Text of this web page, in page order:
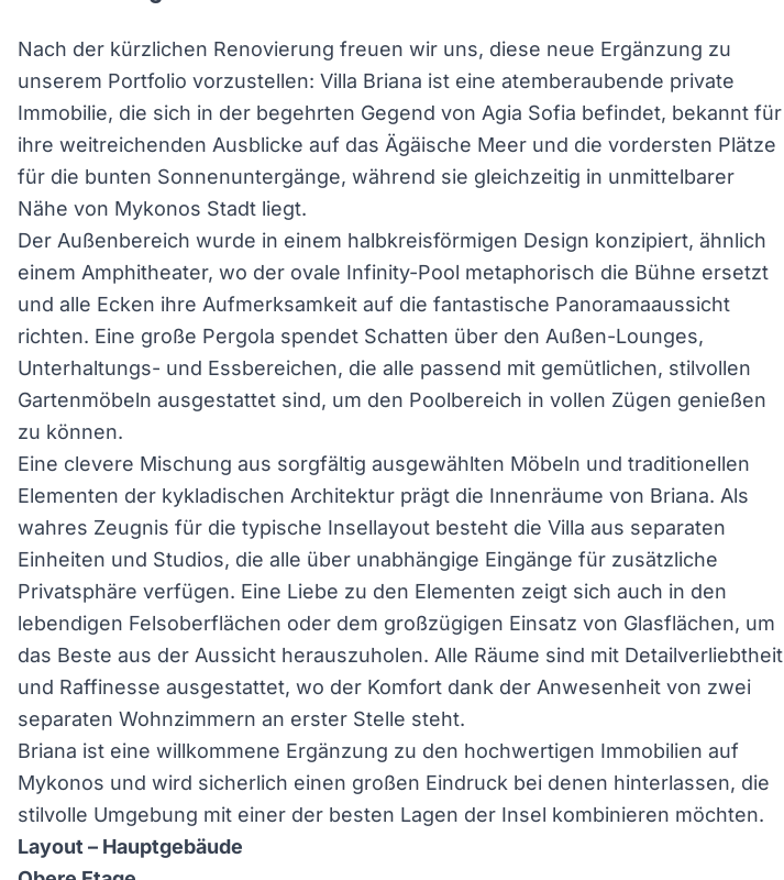
Nach der kürzlichen Renovierung freuen wir uns, diese neue Ergänzung zu
unserem Portfolio vorzustellen: Villa Briana ist eine atemberaubende private
Immobilie, die sich in der begehrten Gegend von Agia Sofia befindet, bekannt für
ihre weitreichenden Ausblicke auf das Ägäische Meer und die vordersten Plätze
für die bunten Sonnenuntergänge, während sie gleichzeitig in unmittelbarer
Nähe von Mykonos Stadt liegt.
Der Außenbereich wurde in einem halbkreisförmigen Design konzipiert, ähnlich
einem Amphitheater, wo der ovale Infinity-Pool metaphorisch die Bühne ersetzt
und alle Ecken ihre Aufmerksamkeit auf die fantastische Panoramaaussicht
richten. Eine große Pergola spendet Schatten über den Außen-Lounges,
Unterhaltungs- und Essbereichen, die alle passend mit gemütlichen, stilvollen
Gartenmöbeln ausgestattet sind, um den Poolbereich in vollen Zügen genießen
zu können.
Eine clevere Mischung aus sorgfältig ausgewählten Möbeln und traditionellen
Elementen der kykladischen Architektur prägt die Innenräume von Briana. Als
wahres Zeugnis für die typische Insellayout besteht die Villa aus separaten
Einheiten und Studios, die alle über unabhängige Eingänge für zusätzliche
Privatsphäre verfügen. Eine Liebe zu den Elementen zeigt sich auch in den
lebendigen Felsoberflächen oder dem großzügigen Einsatz von Glasflächen, um
das Beste aus der Aussicht herauszuholen. Alle Räume sind mit Detailverliebtheit
und Raffinesse ausgestattet, wo der Komfort dank der Anwesenheit von zwei
separaten Wohnzimmern an erster Stelle steht.
Briana ist eine willkommene Ergänzung zu den hochwertigen Immobilien auf
Mykonos und wird sicherlich einen großen Eindruck bei denen hinterlassen, die
stilvolle Umgebung mit einer der besten Lagen der Insel kombinieren möchten.
Layout – Hauptgebäude